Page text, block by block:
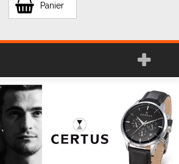
Panier